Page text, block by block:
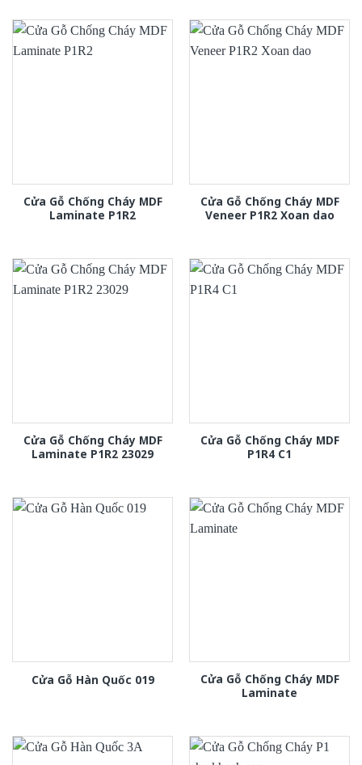
Cửa Gỗ Chống Cháy MDF
Laminate P1R2
Cửa Gỗ Chống Cháy MDF
Veneer P1R2 Xoan dao
Cửa Gỗ Chống Cháy MDF
Laminate P1R2 23029
Cửa Gỗ Chống Cháy MDF
P1R4 C1
Cửa Gỗ Hàn Quốc 019
Cửa Gỗ Chống Cháy MDF
Laminate